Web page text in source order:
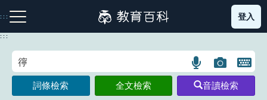
到
主
:::
注音索引圖示 筆畫索引圖示 部首索引表圖示
登入
:::
語
言
搜
圖
片
搜
開
鍵
詞條檢索 全文檢索 音讀檢索